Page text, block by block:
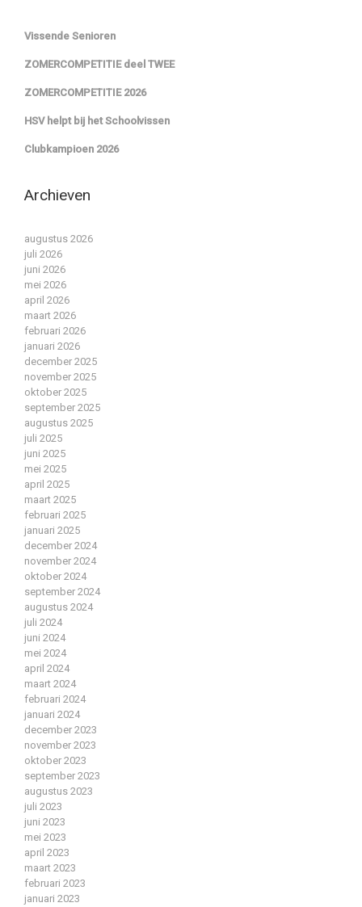
Vissende Senioren
ZOMERCOMPETITIE deel TWEE
ZOMERCOMPETITIE 2026
HSV helpt bij het Schoolvissen
Clubkampioen 2026
Archieven
augustus 2026
juli 2026
juni 2026
mei 2026
april 2026
maart 2026
februari 2026
januari 2026
december 2025
november 2025
oktober 2025
september 2025
augustus 2025
juli 2025
juni 2025
mei 2025
april 2025
maart 2025
februari 2025
januari 2025
december 2024
november 2024
oktober 2024
september 2024
augustus 2024
juli 2024
juni 2024
mei 2024
april 2024
maart 2024
februari 2024
januari 2024
december 2023
november 2023
oktober 2023
september 2023
augustus 2023
juli 2023
juni 2023
mei 2023
april 2023
maart 2023
februari 2023
januari 2023